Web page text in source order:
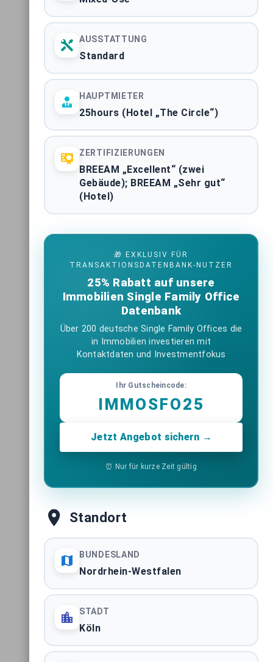
Immobilientransaktionen Hamburg
ALLE 61 MARKTBERICHTE ANZEIGEN
Impressum | Datenschutzerklärung
AUSSTATTUNG
Standard
HAUPTMIETER
25hours (Hotel „The Circle“)
ZERTIFIZIERUNGEN
BREEAM „Excellent“ (zwei
Gebäude); BREEAM „Sehr gut“
(Hotel)
🎁 EXKLUSIV FÜR
TRANSAKTIONSDATENBANK-NUTZER
25% Rabatt auf unsere
Immobilien Single Family Office
Datenbank
Über 200 deutsche Single Family Offices die
in Immobilien investieren mit
Kontaktdaten und Investmentfokus
Ihr Gutscheincode:
IMMOSFO25
Jetzt Angebot sichern →
⏰ Nur für kurze Zeit gültig
Standort
BUNDESLAND
Nordrhein-Westfalen
STADT
Köln